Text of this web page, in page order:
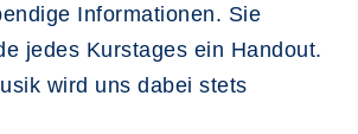
Informationen. Sie
jedes Kurstages ein Handout.
wird uns dabei stets